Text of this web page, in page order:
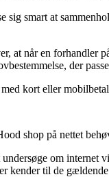
sig smart at
at når en forhandler
der
kort eller
shop på nettet
om internet
kender til de